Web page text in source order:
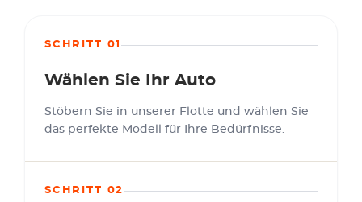
SCHRITT 01
Wählen Sie Ihr Auto
Stöbern Sie in unserer Flotte und wählen Sie
das perfekte Modell für Ihre Bedürfnisse.
SCHRITT 02